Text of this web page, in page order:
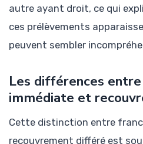
autre ayant droit, ce qui
ces prélèvements
peuvent sembler
Les différences
immédiate et
Cette distinction entre
recouvrement différé est